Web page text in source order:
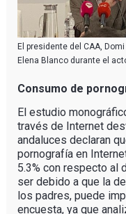
El presidente del CAA,
Elena Blanco durante el
Consumo de
El estudio
través de Internet
andaluces declaran
pornografía en
5.3% con respecto al
ser debido a que la
los padres, puede
encuesta, ya que